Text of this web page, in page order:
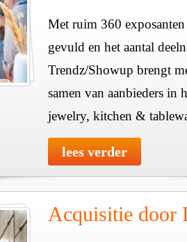
Met ruim 360
gevuld en het aantal
Trendz/Showup brengt
samen van aanbieders in
jewelry, kitchen &
lees verder
Acquisitie door